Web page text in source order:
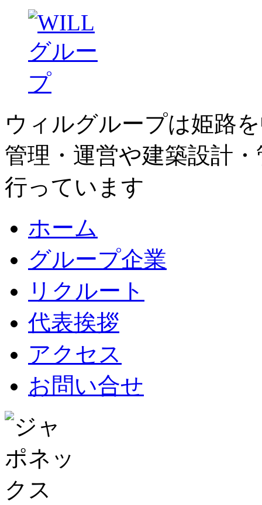
ウィルグループは姫路
管理・運営や建築設計
行っています
ホーム
グループ企業
リクルート
代表挨拶
アクセス
お問い合せ